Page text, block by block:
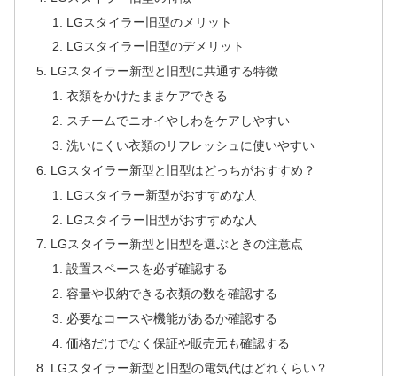
LGスタイラー旧型のメリット
LGスタイラー旧型のデメリット
LGスタイラー新型と旧型に共通する特徴
衣類をかけたままケアできる
スチームでニオイやしわをケアしやすい
洗いにくい衣類のリフレッシュに使いやすい
LGスタイラー新型と旧型はどっちがおすすめ？
LGスタイラー新型がおすすめな人
LGスタイラー旧型がおすすめな人
LGスタイラー新型と旧型を選ぶときの注意点
設置スペースを必ず確認する
容量や収納できる衣類の数を確認する
必要なコースや機能があるか確認する
価格だけでなく保証や販売元も確認する
LGスタイラー新型と旧型の電気代はどれくらい？